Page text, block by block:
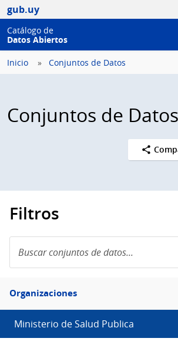
gub.uy
Catálogo de
Datos Abiertos
Inicio Conjuntos de Datos
Conjuntos de Datos
Filtros
conjuntos
de
Filtro
Organizaciones
Organizaciones
Ministerio de Salud Publica